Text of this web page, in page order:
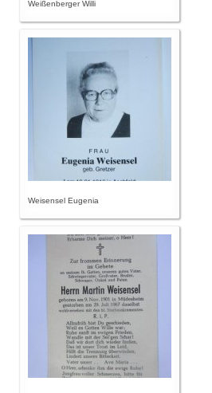
Weißenberger Willi
Weisensel Eugenia